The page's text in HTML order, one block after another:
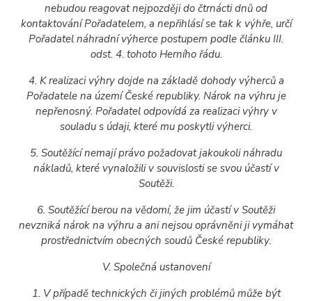
nebudou reagovat nejpozději do čtrnácti dnů od
kontaktování Pořadatelem, a nepřihlásí se tak k výhře, určí
Pořadatel náhradní výherce postupem podle článku III.
odst. 4. tohoto Herního řádu.
4. K realizaci výhry dojde na základě dohody výherců a
Pořadatele na území České republiky. Nárok na výhru je
nepřenosný. Pořadatel odpovídá za realizaci výhry v
souladu s údaji, které mu poskytli výherci.
5. Soutěžící nemají právo požadovat jakoukoli náhradu
nákladů, které vynaložili v souvislosti se svou účastí v
Soutěži.
6. Soutěžící berou na vědomí, že jim účastí v Soutěži
nevzniká nárok na výhru a ani nejsou oprávněni ji vymáhat
prostřednictvím obecných soudů České republiky.
V. Společná ustanovení
1. V případě technických či jiných problémů může být